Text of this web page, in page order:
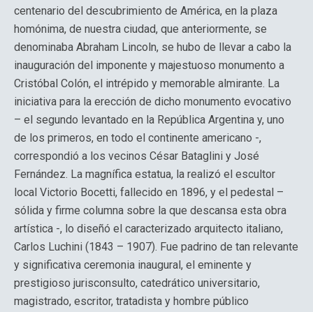
centenario del descubrimiento de América, en la plaza
homónima, de nuestra ciudad, que anteriormente, se
denominaba Abraham Lincoln, se hubo de llevar a cabo la
inauguración del imponente y majestuoso monumento a
Cristóbal Colón, el intrépido y memorable almirante. La
iniciativa para la erección de dicho monumento evocativo
– el segundo levantado en la República Argentina y, uno
de los primeros, en todo el continente americano -,
correspondió a los vecinos César Bataglini y José
Fernández. La magnífica estatua, la realizó el escultor
local Victorio Bocetti, fallecido en 1896, y el pedestal –
sólida y firme columna sobre la que descansa esta obra
artística -, lo diseñó el caracterizado arquitecto italiano,
Carlos Luchini (1843 – 1907). Fue padrino de tan relevante
y significativa ceremonia inaugural, el eminente y
prestigioso jurisconsulto, catedrático universitario,
magistrado, escritor, tratadista y hombre público